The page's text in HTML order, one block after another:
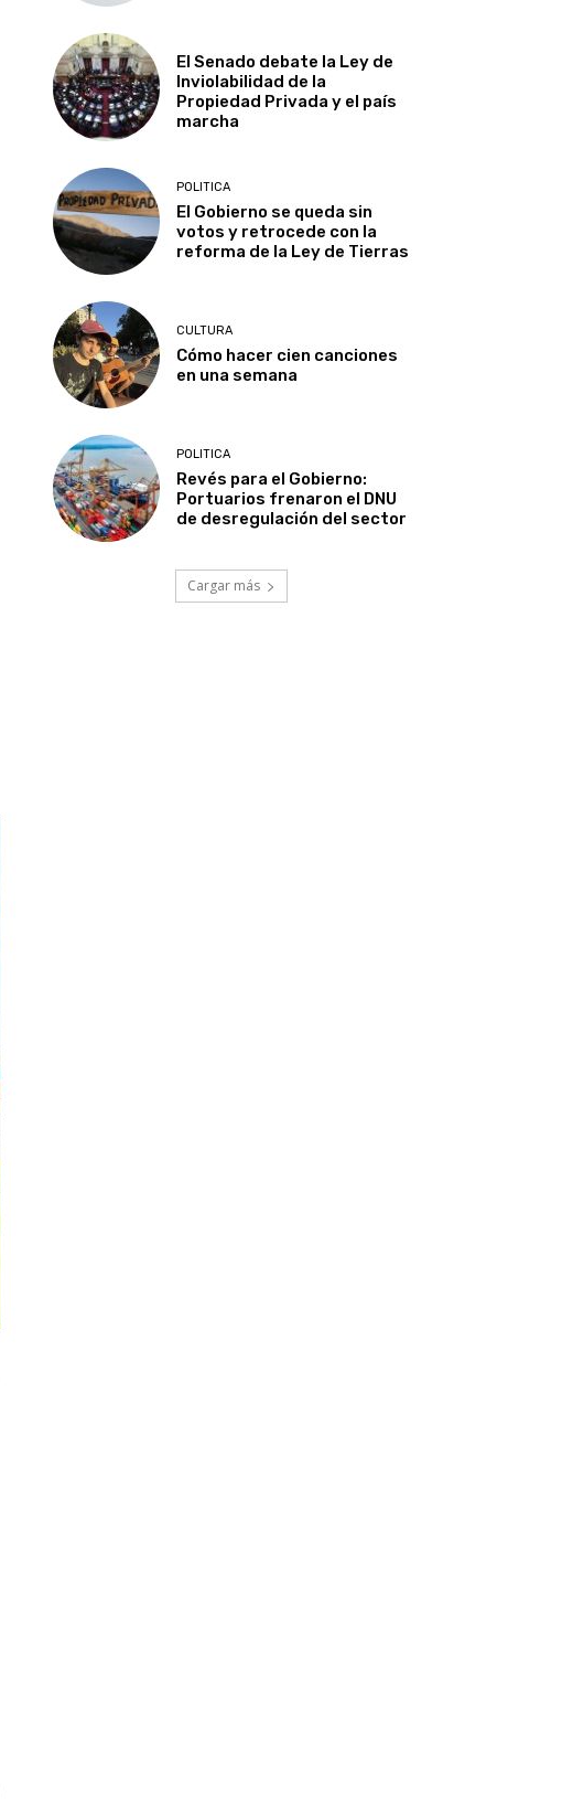
El Senado debate la Ley de
Inviolabilidad de la
Propiedad Privada y el país
marcha
POLITICA
El Gobierno se queda sin
votos y retrocede con la
reforma de la Ley de Tierras
CULTURA
Cómo hacer cien canciones
en una semana
POLITICA
Revés para el Gobierno:
Portuarios frenaron el DNU
de desregulación del sector
Cargar más